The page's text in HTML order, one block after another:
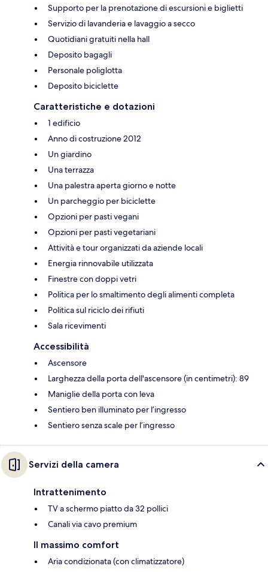
Supporto per la prenotazione di escursioni e biglietti
Servizio di lavanderia e lavaggio a secco
Quotidiani gratuiti nella hall
Deposito bagagli
Personale poliglotta
Deposito biciclette
Caratteristiche e dotazioni
1 edificio
Anno di costruzione 2012
Un giardino
Una terrazza
Una palestra aperta giorno e notte
Un parcheggio per biciclette
Opzioni per pasti vegani
Opzioni per pasti vegetariani
Attività e tour organizzati da aziende locali
Energia rinnovabile utilizzata
Finestre con doppi vetri
Politica per lo smaltimento degli alimenti completa
Politica sul riciclo dei rifiuti
Sala ricevimenti
Accessibilità
Ascensore
Larghezza della porta dell'ascensore (in centimetri): 89
Maniglie della porta con leva
Sentiero ben illuminato per l’ingresso
Sentiero senza scale per l’ingresso
Servizi della camera
Intrattenimento
TV a schermo piatto da 32 pollici
Canali via cavo premium
Il massimo comfort
Aria condizionata (con climatizzatore)